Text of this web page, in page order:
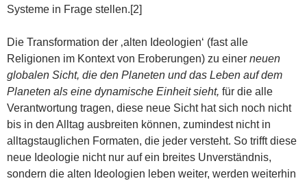
Systeme in Frage stellen.[2]
Die Transformation der ‚alten Ideologien‘ (fast alle
Religionen im Kontext von Eroberungen) zu einer neuen
globalen Sicht, die den Planeten und das Leben auf dem
Planeten als eine dynamische Einheit sieht, für die alle
Verantwortung tragen, diese neue Sicht hat sich noch nicht
bis in den Alltag ausbreiten können, zumindest nicht in
alltagstauglichen Formaten, die jeder versteht. So trifft diese
neue Ideologie nicht nur auf ein breites Unverständnis,
sondern die alten Ideologien leben weiter, werden weiterhin